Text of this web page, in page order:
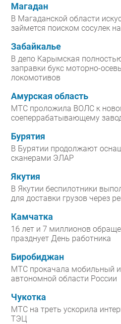
Магадан
В Магаданской области
займется поиском сосулек
Забайкалье
В депо Карымская
заправки букс моторно-
локомотивов
Амурская область
МТС проложила ВОЛС к
соеперрабатывающему
Бурятия
В Бурятии продолжают
сканерами ЭЛАР
Якутия
В Якутии беспилотники
для доставки грузов через
Камчатка
16 лет и 7 миллионов
празднует День работника
Биробиджан
МТС прокачала мобильный
автономной области России
Чукотка
МТС на треть ускорила
ТЭЦ